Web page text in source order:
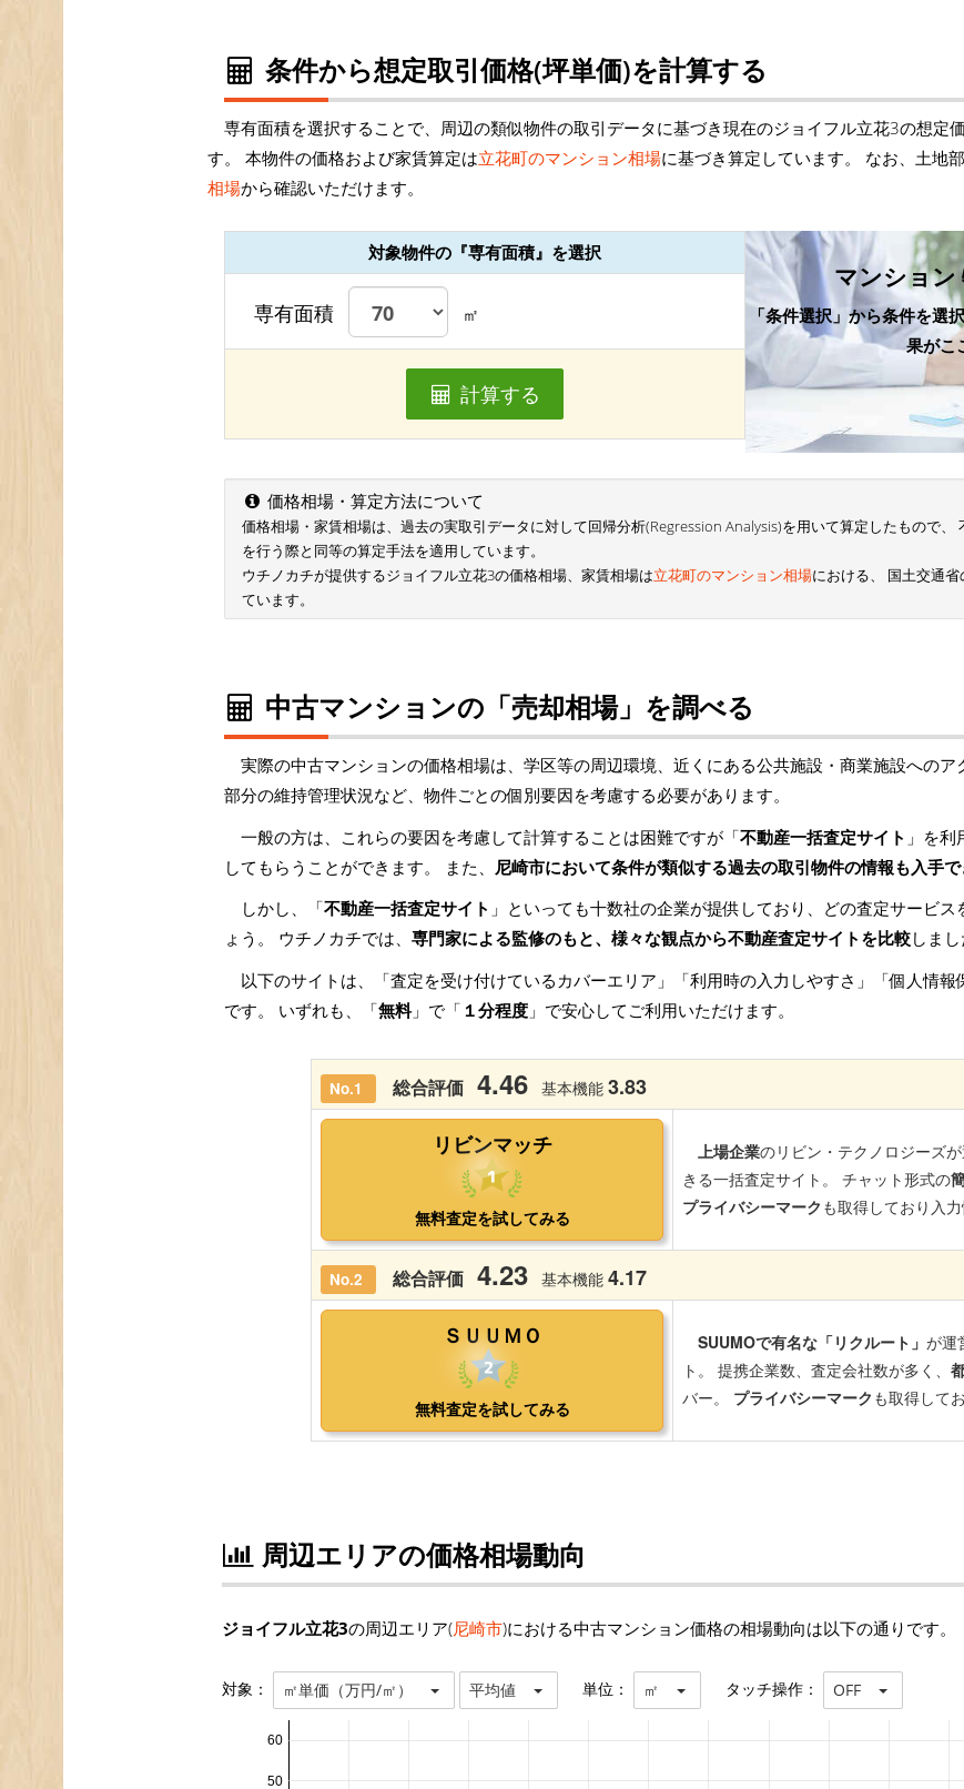
条件から想定取引価格(坪単価)を計算する
専有面積を選択することで、周辺の類似物件の取引データに基づき現在のジョイフル立花3の想定
す。 本物件の価格および家賃算定は立花町のマンション相場に基づき算定しています。 なお、土地
相場から確認いただけます。
対象物件の『専有面積』を選択
専有面積 ㎡
計算する
マンション
「条件選択」から条件を選
果がこ
価格相場・算定方法について
価格相場・家賃相場は、過去の実取引データに対して回帰分析(Regression Analysis)を用いて算定したもので
を行う際と同等の算定手法を適用しています。
ウチノカチが提供するジョイフル立花3の価格相場、家賃相場は立花町のマンション相場における、 国土交通
ています。
中古マンションの「売却相場」を調べる
実際の中古マンションの価格相場は、学区等の周辺環境、近くにある公共施設・商業施設への
部分の維持管理状況など、物件ごとの個別要因を考慮する必要があります。
一般の方は、これらの要因を考慮して計算することは困難ですが「不動産一括査定サイト 」を
してもらうことができます。 また、 尼崎市において条件が類似する過去の取引物件の情報も入手
しかし、「不動産一括査定サイト 」といっても十数社の企業が提供しており、どの査定サービ
ょう。 ウチノカチでは、 専門家による監修のもと、様々な観点から不動産査定サイトを比較しま
以下のサイトは、「査定を受け付けているカバーエリア」「利用時の入力しやすさ」「個人情
です。 いずれも、「無料」で「 １分程度 」で安心してご利用いただけます。
周辺エリアの価格相場動向
ジョイフル立花3の周辺エリア(尼崎市)における中古マンション価格の相場動向は以下の通りです。
対象： ㎡単価（万円/㎡） 平均値 単位： ㎡ タッチ操作： OFF
50
60